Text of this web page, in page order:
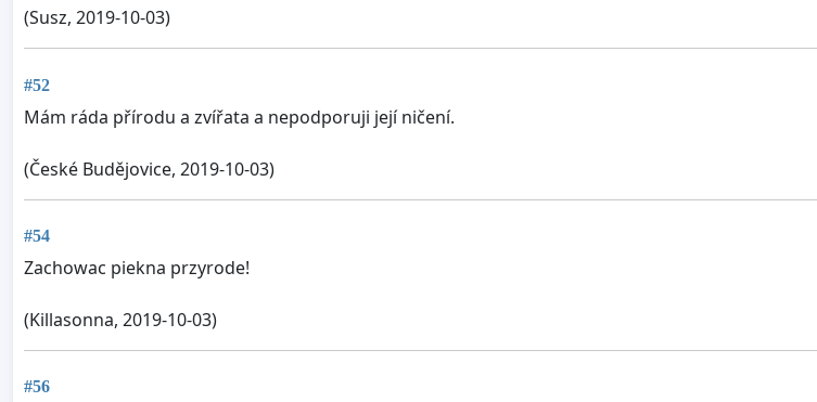
(Susz, 2019-10-03)
#52
Mám ráda přírodu a zvířata a nepodporuji její ničení.
(České Budějovice, 2019-10-03)
#54
Zachowac piekna przyrode!
(Killasonna, 2019-10-03)
#56